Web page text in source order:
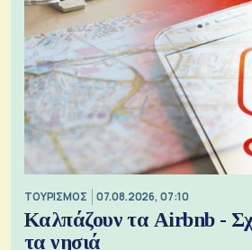
ΤΟΥΡΙΣΜΟΣ 07.08.2026, 07:10
Καλπάζουν τα Airbnb -
τα νησιά